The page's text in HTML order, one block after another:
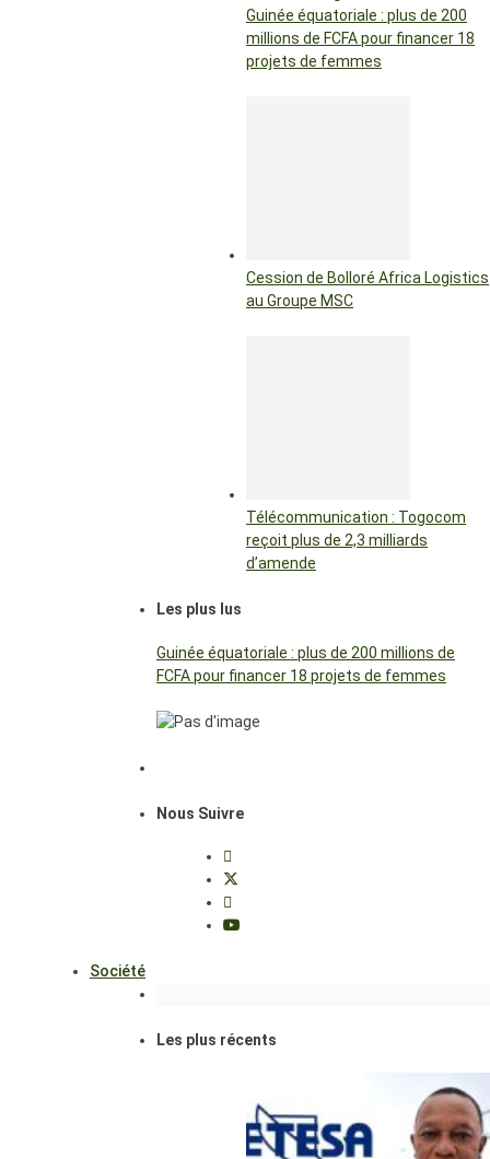
Guinée équatoriale : plus de 200
millions de FCFA pour financer 18
projets de femmes
Cession de Bolloré Africa Logistics
au Groupe MSC
Télécommunication : Togocom
reçoit plus de 2,3 milliards
d’amende
Les plus lus
Guinée équatoriale : plus de 200 millions de
FCFA pour financer 18 projets de femmes
Nous Suivre
Société
Les plus récents